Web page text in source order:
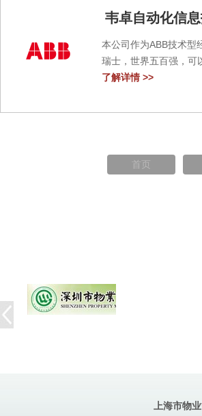
韦卓自动化信
本公司作为ABB技术型
瑞士，世界五百强，
了解详情 >>
首页
上海市物